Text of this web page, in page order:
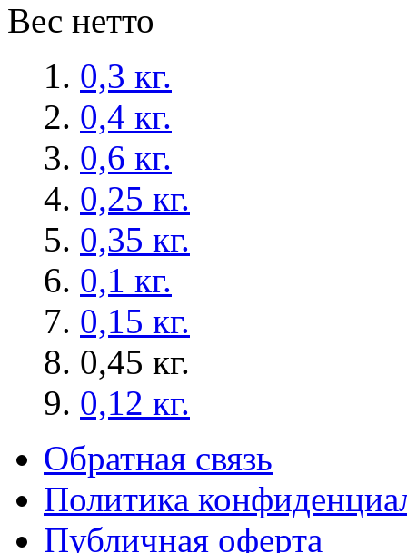
Вес нетто
0,3 кг.
0,4 кг.
0,6 кг.
0,25 кг.
0,35 кг.
0,1 кг.
0,15 кг.
0,45 кг.
0,12 кг.
Обратная связь
Политика
Публичная оферта